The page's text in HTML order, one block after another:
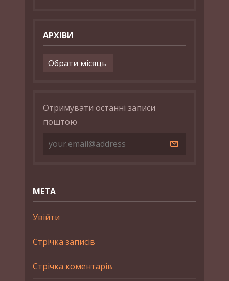
АРХІВИ
Архіви
Отримувати останні записи
поштою
МЕТА
Увійти
Стрічка записів
Стрічка коментарів